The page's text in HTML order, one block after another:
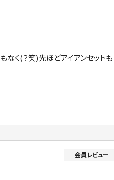
く(？笑)先ほどアイアンセットも